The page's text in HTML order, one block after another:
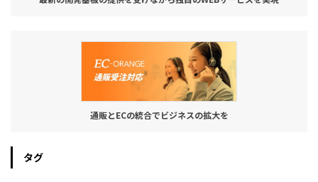
通販とECの統合でビジネスの拡大を
タグ